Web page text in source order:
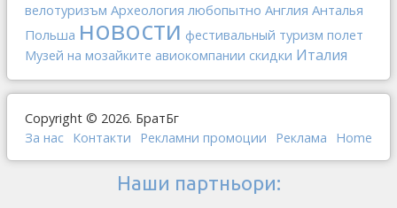
велотуризъм Археология любопытно Англия Анталья
Польша новости фестивальный туризм полет
Музей на мозайките авиокомпании скидки Италия
Copyright © 2026. БратБг
За нас Контакти Рекламни промоции Реклама Home
Наши партньори: